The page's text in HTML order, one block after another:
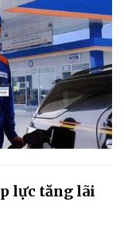
lực tăng lãi